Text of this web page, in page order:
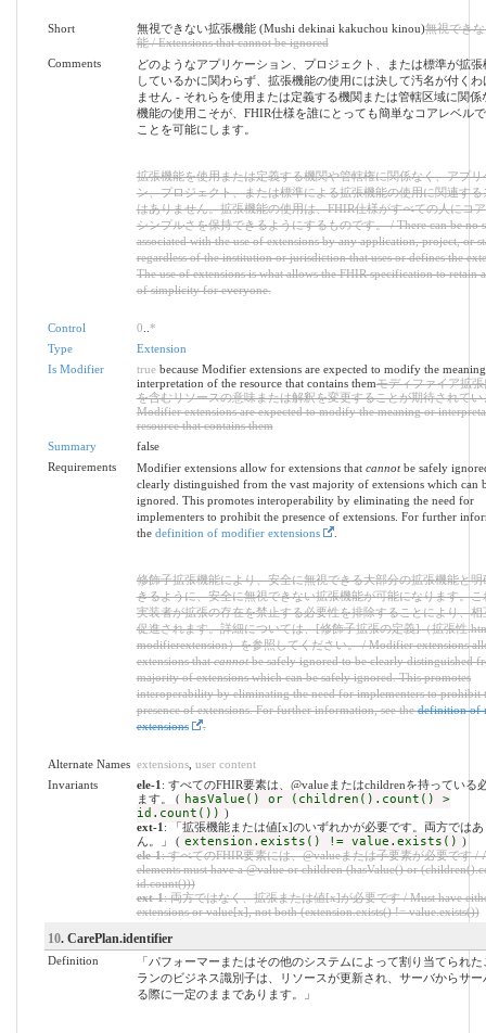
Short 無視できない拡張機能 (Mushi dekinai kakuchou kinou)無視でき
能 / Extensions that cannot be ignored
Comments
どのようなアプリケーション、プロジェクト、または標準が拡張
しているかに関わらず、拡張機能の使用には決して汚名が付くわ
ません - それらを使用または定義する機関または管轄区域に関係
機能の使用こそが、FHIR仕様を誰にとっても簡単なコアレベル
ことを可能にします。
拡張機能を使用または定義する機関や管轄権に関係なく、アプリ
ン、プロジェクト、または標準による拡張機能の使用に関連する
はありません。拡張機能の使用は、FHIR仕様がすべての人にコ
シンプルさを保持できるようにするものです。 / There can be no
associated with the use of extensions by any application, project, or
regardless of the institution or jurisdiction that uses or defines the
The use of extensions is what allows the FHIR specification to retain
of simplicity for everyone.
Control 0 *
Type
Extension
Is Modifier
truebecause Modifier extensions are expected to modify the
interpretation of the resource that contains themモディファイア拡
を含むリソースの意味または解釈を変更することが期待されてい
Modifier extensions are expected to modify the meaning or
resource that contains them
Summary
false
Requirements
Modifier extensions allow for extensions that cannotbe safely
clearly distinguished from the vast majority of extensions which can
ignored. This promotes interoperability by eliminating the need for
implementers to prohibit the presence of extensions. For further
the definition of modifier extensions .
修飾子拡張機能により、安全に無視できる大部分の拡張機能と明
きるように、安全に無視できない拡張機能が可能になります。こ
実装者が拡張の存在を禁止する必要性を排除することにより、相
促進されます。詳細については、[修飾子拡張の定義]（拡張性
modifierextension）を参照してください。 / Modifier extensions
extensions thatcannotbe safely ignored to be clearly distinguished
majority of extensions which can be safely ignored. This promotes
interoperability by eliminating the need for implementers to prohibit
presence of extensions. For further information, see thedefinition of
extensions
.
Alternate Names extensions, user content
Invariants
ele-1 : すべてのFHIR要素は、@valueまたはchildrenを持っている
ます。 ( hasValue() or (children().count() >
id.count()) )
ext-1 : 「拡張機能または値[x]のいずれかが必要です。両方ではあ
ん。」 ( extension.exists() != value.exists() )
ele-1: すべてのFHIR要素には、@valueまたは子要素が必要です /
elements must have a @value or children (hasValue() or
id.count()))
ext-1: 両方ではなく、拡張または値[x]が必要です / Must have
extensions or value[x], not both (extension.exists() != value.exists())
10. CarePlan.identifier
Definition
「パフォーマーまたはその他のシステムによって割り当てられ
ランのビジネス識別子は、リソースが更新され、サーバからサー
る際に一定のままであります。」